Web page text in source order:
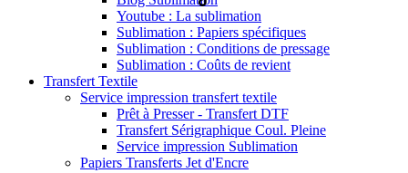
Youtube : La sublimation
Sublimation : Papiers spécifiques
Sublimation : Conditions de pressage
Sublimation : Coûts de revient
Transfert Textile
Service impression transfert textile
Prêt à Presser - Transfert DTF
Transfert Sérigraphique Coul. Pleine
Service impression Sublimation
Papiers Transferts Jet d'Encre